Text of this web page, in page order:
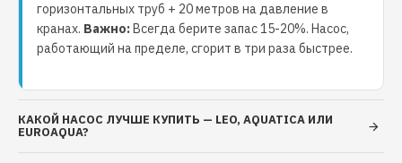
Технические данные
Тип: вертикальные
Максимальный напор: 114 м
Максимальная производительность: 40л/мин
Напряжение: 380 В
горизонтальных труб + 20 метров на давление в
кранах. Важно:Всегда берите запас 15-20%. Насос,
работающий на пределе, сгорит в три раза быстрее.
КАКОЙ НАСОС ЛУЧШЕ КУПИТЬ — LEO, AQUATICA ИЛИ
EUROAQUA?